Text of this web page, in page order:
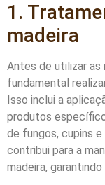
1.
madeira
Antes de utilizar as
fundamental
Isso inclui a
produtos
de fungos, cupins
contribui para a
madeira,